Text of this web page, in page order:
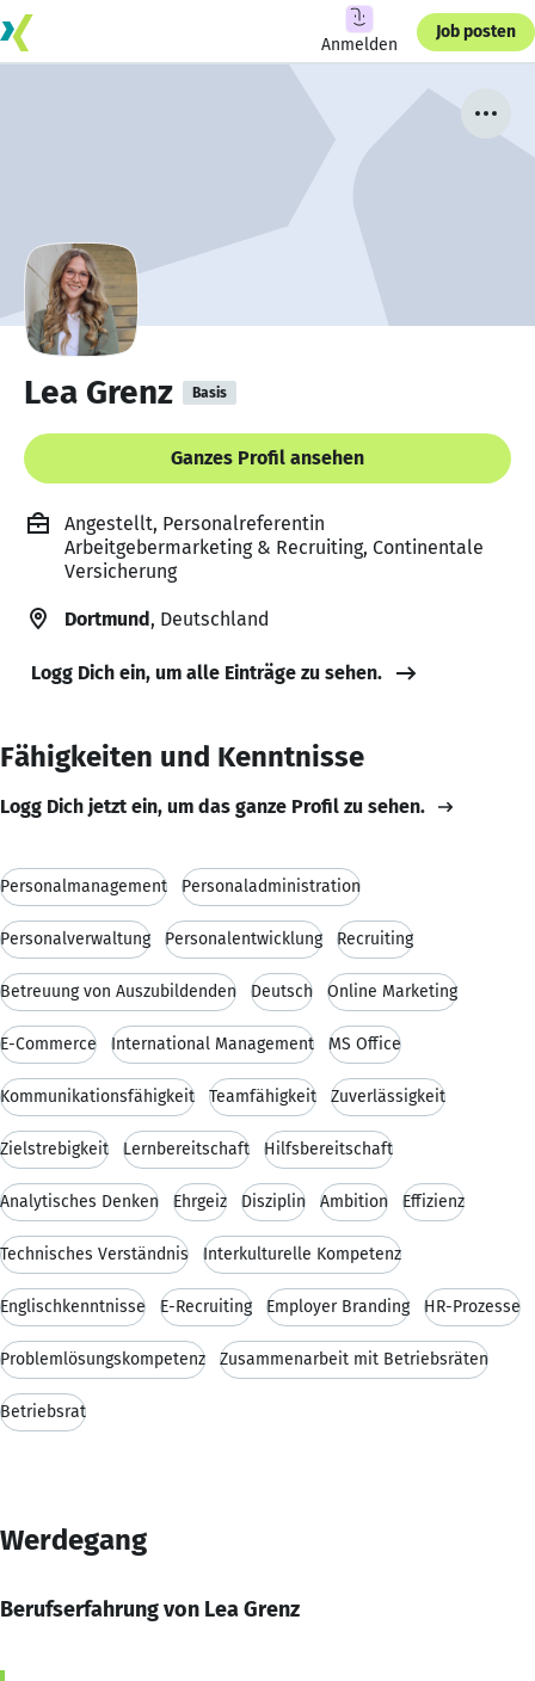
Anmelden
Job posten
Lea Grenz Basis
Ganzes Profil ansehen
Angestellt, Personalreferentin
Arbeitgebermarketing & Recruiting, Continentale
Versicherung
Dortmund, Deutschland
Logg Dich ein, um alle Einträge zu sehen.
Fähigkeiten und Kenntnisse
Logg Dich jetzt ein, um das ganze Profil zu sehen.
Personalmanagement Personaladministration
Personalverwaltung Personalentwicklung Recruiting
Betreuung von Auszubildenden Deutsch Online Marketing
E-Commerce International Management MS Office
Kommunikationsfähigkeit Teamfähigkeit Zuverlässigkeit
Zielstrebigkeit Lernbereitschaft Hilfsbereitschaft
Analytisches Denken Ehrgeiz Disziplin Ambition Effizienz
Technisches Verständnis Interkulturelle Kompetenz
Englischkenntnisse E-Recruiting Employer Branding HR-Prozesse
Problemlösungskompetenz Zusammenarbeit mit Betriebsräten
Betriebsrat
Werdegang
Berufserfahrung von Lea Grenz